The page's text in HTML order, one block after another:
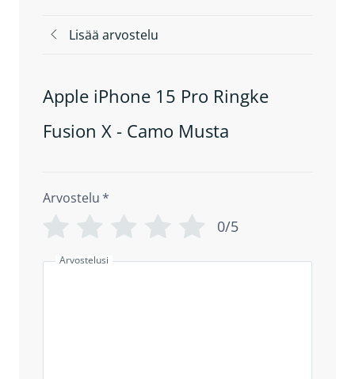
Lisää arvostelu
Apple iPhone 15 Pro Ringke
Fusion X - Camo Musta
Arvostelu *
0/5
Arvostelusi